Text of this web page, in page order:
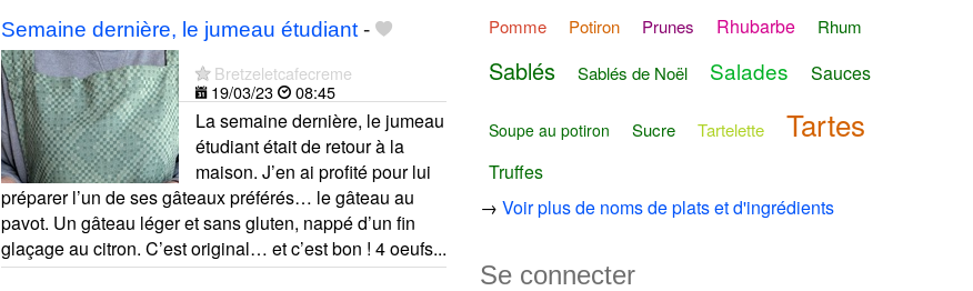
Semaine dernière, le jumeau étudiant-
Bretzeletcafecreme
19/03/23
08:45
La semaine dernière, le jumeau
étudiant était de retour à la
maison. J’en ai profité pour lui
préparer l’un de ses gâteaux préférés… le gâteau au
pavot. Un gâteau léger et sans gluten, nappé d’un fin
glaçage au citron. C’est original… et c’est bon ! 4 oeufs...
Pomme
Potiron Prunes Rhubarbe Rhum
Sablés Sablés de Noël Salades Sauces
Soupe au potiron Sucre Tartelette Tartes
Truffes
→Voir plus de noms de plats et d'ingrédients
Se connecter